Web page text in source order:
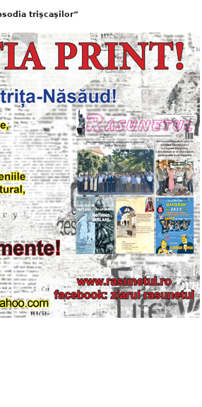
trişcaşilor“